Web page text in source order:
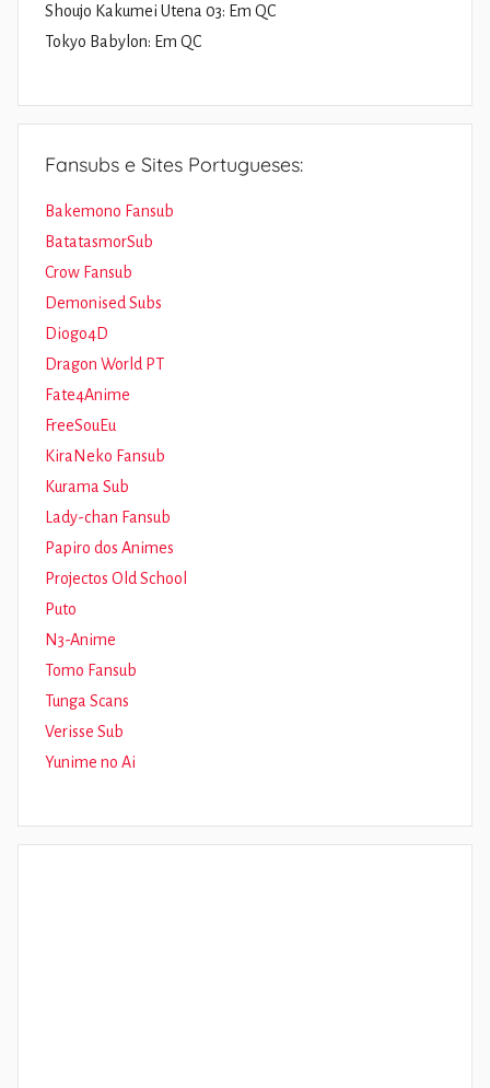
Shoujo Kakumei Utena 03: Em QC
Tokyo Babylon: Em QC
Fansubs e Sites Portugueses:
Bakemono Fansub
BatatasmorSub
Crow Fansub
Demonised Subs
Diogo4D
Dragon World PT
Fate4Anime
FreeSouEu
KiraNeko Fansub
Kurama Sub
Lady-chan Fansub
Papiro dos Animes
Projectos Old School
Puto
N3-Anime
Tomo Fansub
Tunga Scans
Verisse Sub
Yunime no Ai